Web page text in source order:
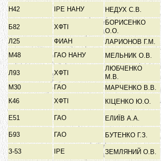
Н42 ІРЕ НАНУ НЕДУХ С.В.
Б82 ХФТІ
БОРИСЕНКО
О.О.
Л25
ФИАН ЛАРИОНОВ Г.М.
М48
ГАО НАНУ МЕЛЬНИК О.В.
Л93 ХФТІ
ЛЮБЧЕНКО
М.В.
М30
ГАО МАРЧЕНКО В.В.
К46
ХФТІ КІЦЕНКО Ю.О.
Е51 ГАО ЕЛИЇВ А.А.
Б93 ГАО БУТЕНКО Г.З.
З-53 ІРЕ ЗЕМЛЯНИЙ О.В.